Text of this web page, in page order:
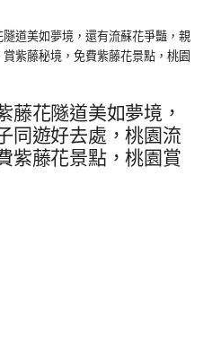
道美如夢境，還有流蘇花爭豔，親
紫藤秘境，免費紫藤花景點，桃園
藤花隧道美如夢境，
同遊好去處，桃園流
紫藤花景點，桃園賞